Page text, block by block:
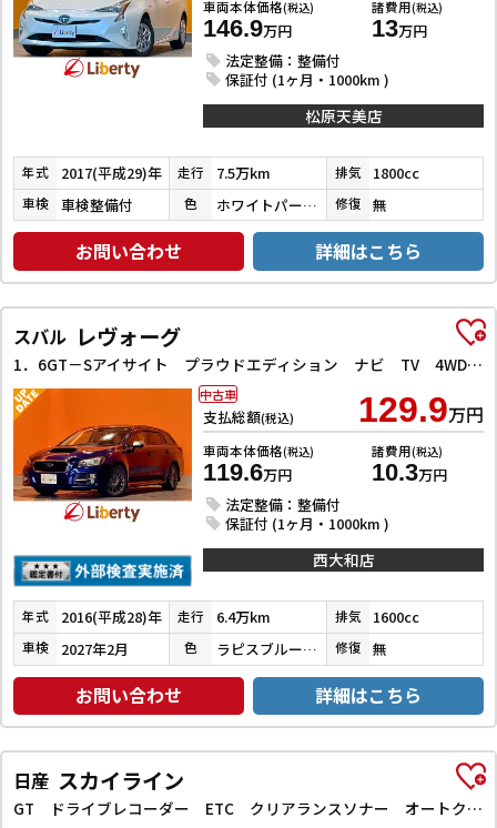
車両本体価格(税込)
146.9万円
諸費用(税込)
13万円
法定整備：整備付
保証付 (1ヶ月・1000km )
松原天美店
年式 2017(平成29)年 走行 7.5万km 排気 1800cc
車検 車検整備付 色 ホワイトパールクリスタルシャイン 修復 無
お問い合わせ 詳細はこちら
スバル レヴォーグ
1．6GT－Sアイサイト プラウドエディション ナビ TV 4WD ETC バックカメラ オートクルーズコントロール レーンアシスト 衝突被害軽減システム アルミホイール オートライト LEDヘッドランプ
支払総額(税込) 129.9万円
車両本体価格(税込)
119.6万円
諸費用(税込)
10.3万円
法定整備：整備付
保証付 (1ヶ月・1000km )
中古車
西大和店
年式 2016(平成28)年 走行 6.4万km 排気 1600cc
車検 2027年2月 色 ラピスブルーパール 修復 無
お問い合わせ 詳細はこちら
日産 スカイライン
GT ドライブレコーダー ETC クリアランスソナー オートクルーズコントロール 衝突被害軽減システム 全周囲カメラ ナビ TV アルミホイール オートライト LEDヘッドランプ サンルーフ AT